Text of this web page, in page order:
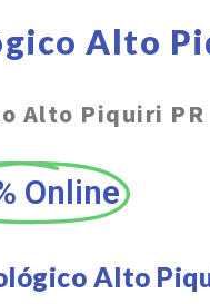
Alto
Alto Piquiri PR
Online
Alto